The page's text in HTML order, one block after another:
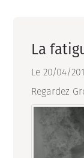
La
Le 20/04/
Regardez